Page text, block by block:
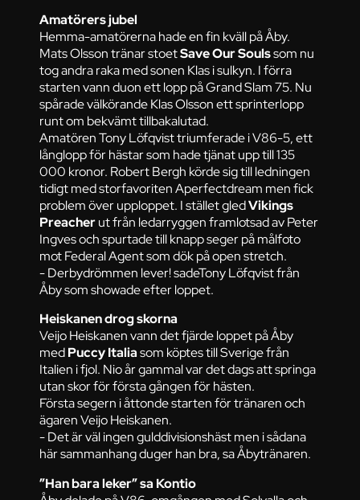
Amatörers jubel
Hemma-amatörerna hade en fin kväll på Åby.
Mats Olsson tränar stoetSave Our Soulssom nu
tog andra raka med sonen Klas i sulkyn. I förra
starten vann duon ett lopp på Grand Slam 75. Nu
spårade välkörande Klas Olsson ett sprinterlopp
runt om bekvämt tillbakalutad.
Amatören Tony Löfqvist triumferade i V86-5, ett
långlopp för hästar som hade tjänat upp till 135
000 kronor. Robert Bergh körde sig till ledningen
tidigt med storfavoriten Aperfectdream men fick
problem över upploppet. I stället gledVikings
Preacherut från ledarryggen framlotsad av Peter
Ingves och spurtade till knapp seger på målfoto
mot Federal Agent som dök på open stretch.
- Derbydrömmen lever! sadeTony Löfqvist från
Åby som showade efter loppet.
Heiskanen drog skorna
Veijo Heiskanen vann det fjärde loppet på Åby
medPuccy Italiasom köptes till Sverige från
Italien i fjol. Nio år gammal var det dags att springa
utan skor för första gången för hästen.
Första segern i åttonde starten för tränaren och
ägaren Veijo Heiskanen.
- Det är väl ingen gulddivisionshäst men i sådana
här sammanhang duger han bra, sa Åbytränaren.
”Han bara leker” sa Kontio